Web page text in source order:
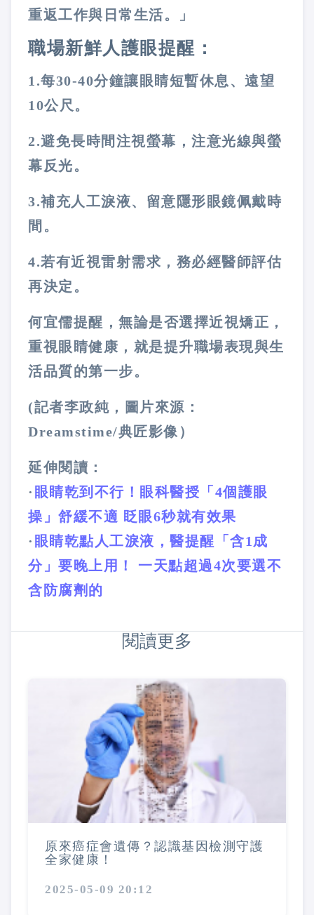
重返工作與日常生活。」
職場新鮮人護眼提醒：
1.每30-40分鐘讓眼睛短暫休息、遠望
10公尺。
2.避免長時間注視螢幕，注意光線與螢
幕反光。
3.補充人工淚液、留意隱形眼鏡佩戴時
間。
4.若有近視雷射需求，務必經醫師評估
再決定。
何宜儒提醒，無論是否選擇近視矯正，
重視眼睛健康，就是提升職場表現與生
活品質的第一步。
(記者李政純，圖片來源：
Dreamstime/典匠影像）
延伸閱讀：
· 眼睛乾到不行！眼科醫授「4個護眼
操」舒緩不適 眨眼6秒就有效果
· 眼睛乾點人工淚液，醫提醒「含1成
分」要晚上用！ 一天點超過4次要選不
含防腐劑的
閱讀更多
原來癌症會遺傳？認識基因檢測守護
全家健康！
2025-05-09 20:12